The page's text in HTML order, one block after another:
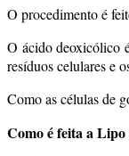
O procedimento é
O ácido deoxicólico
resíduos celulares e
Como as células de
Como é feita a